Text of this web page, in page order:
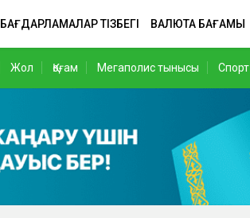
БАҒДАРЛАМАЛАР ТІЗБЕГІ ВАЛЮТА БАҒАМЫ
Жол Қоғам Мегаполис тынысы Спорт